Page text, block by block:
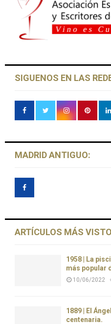
SIGUENOS EN LAS
MADRID ANTIGUO:
ARTÍCULOS MÁS
1958 | La
más popular
10/06/2022
1889 | El
centenaria.